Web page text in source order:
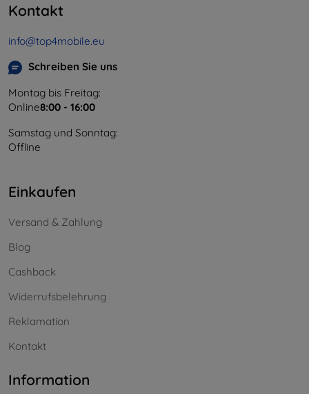
Kontakt
info@top4mobile.eu
Schreiben Sie uns
Montag bis Freitag:
Online8:00 - 16:00
Samstag und Sonntag:
Offline
Einkaufen
Versand & Zahlung
Blog
Cashback
Widerrufsbelehrung
Reklamation
Kontakt
Information